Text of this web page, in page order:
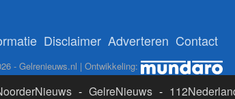
Disclaimer Adverteren Contact
- Gelrenieuws.nl | Ontwikkeling:
- GelreNieuws -